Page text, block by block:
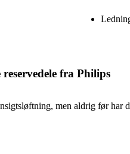
fra Philips
men aldrig før